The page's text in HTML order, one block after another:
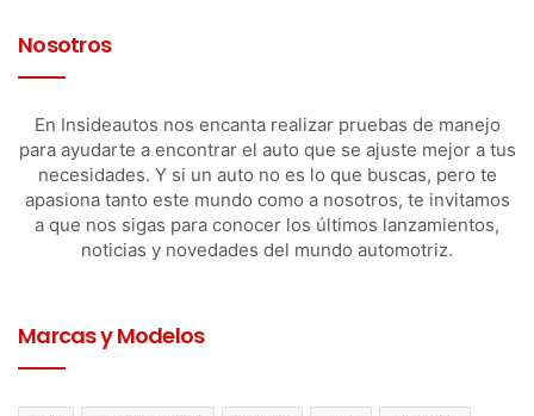
Nosotros
En Insideautos nos encanta realizar pruebas de manejo
para ayudarte a encontrar el auto que se ajuste mejor a tus
necesidades. Y si un auto no es lo que buscas, pero te
apasiona tanto este mundo como a nosotros, te invitamos
a que nos sigas para conocer los últimos lanzamientos,
noticias y novedades del mundo automotriz.
Marcas y Modelos